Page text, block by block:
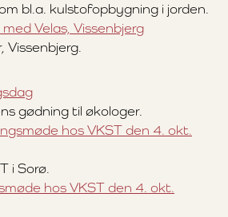
bl.a. kulstofopbygning i jorden.
Velas, Vissenbjerg
Vissenbjerg.
gødning til økologer.
hos VKST den 4. okt.
i Sorø.
hos VKST den 4. okt.